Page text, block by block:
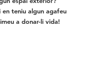
en teniu algun agafeu
a donar-li vida!